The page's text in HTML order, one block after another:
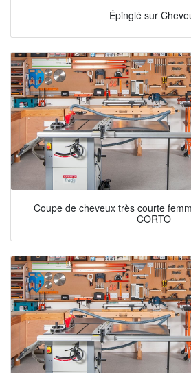
Épinglé sur
Coupe de cheveux très courte
CORTO